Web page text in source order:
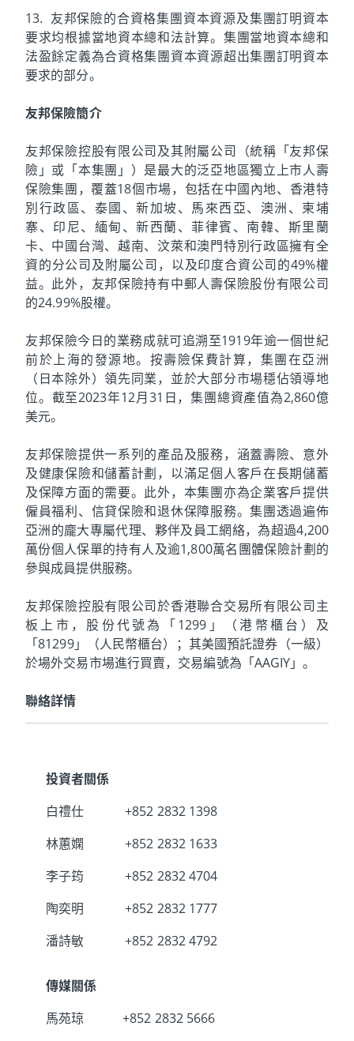
13. 友邦保險的合資格集團資本資源及集團訂明資本
要求均根據當地資本總和法計算。集團當地資本總和
法盈餘定義為合資格集團資本資源超出集團訂明資本
要求的部分。
友邦保險簡介
友邦保險控股有限公司及其附屬公司（統稱「友邦保
險」或「本集團」）是最大的泛亞地區獨立上市人壽
保險集團，覆蓋18個市場，包括在中國內地、香港特
別行政區、泰國、新加坡、馬來西亞、澳洲、柬埔
寨、印尼、緬甸、新西蘭、菲律賓、南韓、斯里蘭
卡、中國台灣、越南、汶萊和澳門特別行政區擁有全
資的分公司及附屬公司，以及印度合資公司的49%權
益。此外，友邦保險持有中郵人壽保險股份有限公司
的24.99%股權。
友邦保險今日的業務成就可追溯至1919年逾一個世紀
前於上海的發源地。按壽險保費計算，集團在亞洲
（日本除外）領先同業，並於大部分市場穩佔領導地
位。截至2023年12月31日，集團總資產值為2,860億
美元。
友邦保險提供一系列的產品及服務，涵蓋壽險、意外
及健康保險和儲蓄計劃，以滿足個人客戶在長期儲蓄
及保障方面的需要。此外，本集團亦為企業客戶提供
僱員福利、信貸保險和退休保障服務。集團透過遍佈
亞洲的龐大專屬代理、夥伴及員工網絡，為超過4,200
萬份個人保單的持有人及逾1,800萬名團體保險計劃的
參與成員提供服務。
友邦保險控股有限公司於香港聯合交易所有限公司主
板上市，股份代號為「1299」（港幣櫃台）及
「81299」（人民幣櫃台）；其美國預託證券（一級）
於場外交易市場進行買賣，交易編號為「AAGIY」。
聯絡詳情
投資者關係
白禮仕
+852 2832 1398
林蕙嫻
+852 2832 1633
李子筠
+852 2832 4704
陶奕明
+852 2832 1777
潘詩敏
+852 2832 4792
傳媒關係
馬苑琼
+852 2832 5666